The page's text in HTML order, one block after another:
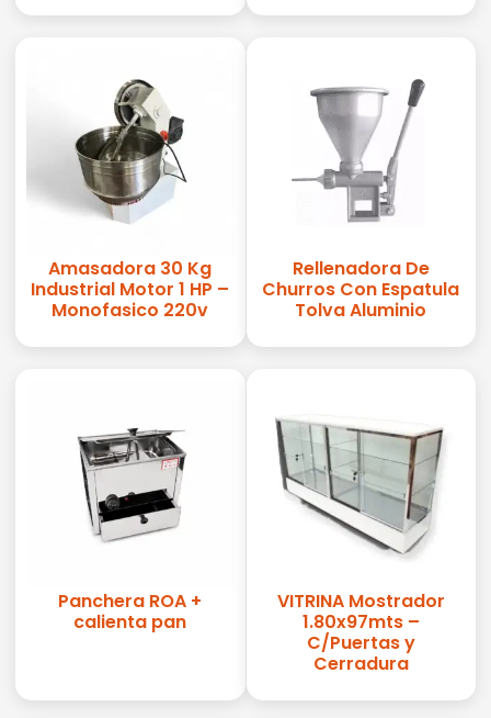
Amasadora 30 Kg
Industrial Motor 1 HP –
Monofasico 220v
Rellenadora De
Churros Con Espatula
Tolva Aluminio
Panchera ROA +
calienta pan
VITRINA Mostrador
1.80x97mts –
C/Puertas y
Cerradura